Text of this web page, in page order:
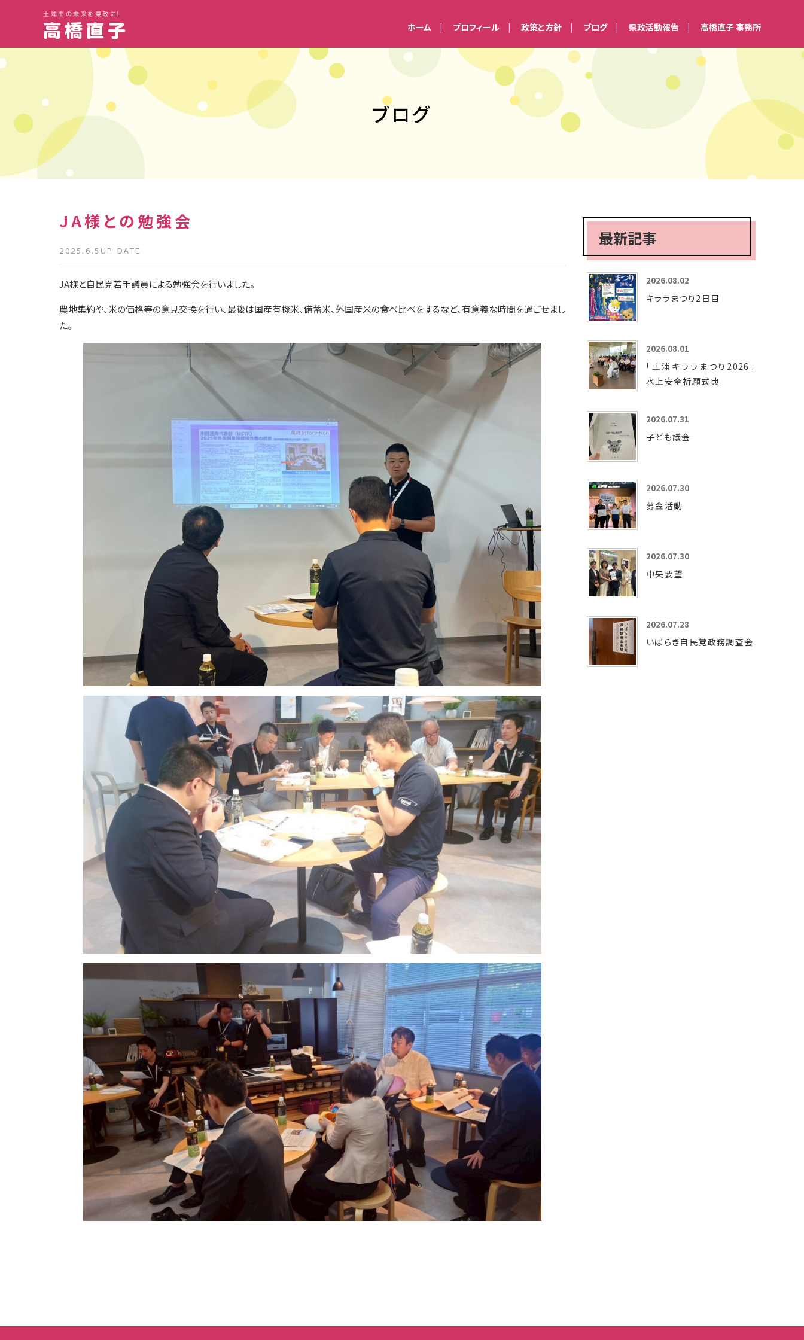
土浦市の未来を県政に！
ホーム プロフィール 政策と方針 ブログ 県政活動報告 高橋直子 事務所
ブログ
JA様との勉強会
2025.6.5UP DATE
JA様と自民党若手議員による勉強会を行いました。
農地集約や、米の価格等の意見交換を行い、最後は国産有機米、備蓄米、外国産米の食べ比べをするなど、有意義な時間を過ごせまし
た。
最新記事
2026.08.02
キララまつり2日目
2026.08.01
「土浦キララまつり2026」
水上安全祈願式典
2026.07.31
子ども議会
2026.07.30
募金活動
2026.07.30
中央要望
2026.07.28
いばらき自民党政務調査会